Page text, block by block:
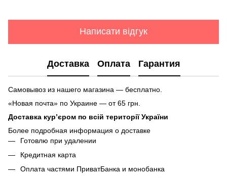
Написати відгук
Доставка Оплата Гарантия
Самовывоз из нашего магазина — бесплатно.
«Новая почта» по Украине — от 65 грн.
Доставка кур’єром по всій території України
Более подробная информация о доставке
Готовлю при удалении
Кредитная карта
Оплата частями ПриватБанка и монобанка